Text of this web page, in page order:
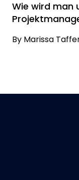
Wie wird man
By Marissa